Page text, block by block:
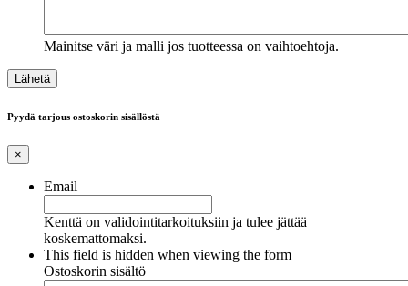
Mainitse väri ja malli jos tuotteessa on vaihtoehtoja.
Pyydä tarjous ostoskorin sisällöstä
×
Email
Kenttä on validointitarkoituksiin ja tulee jättää
koskemattomaksi.
This field is hidden when viewing the form
Ostoskorin sisältö